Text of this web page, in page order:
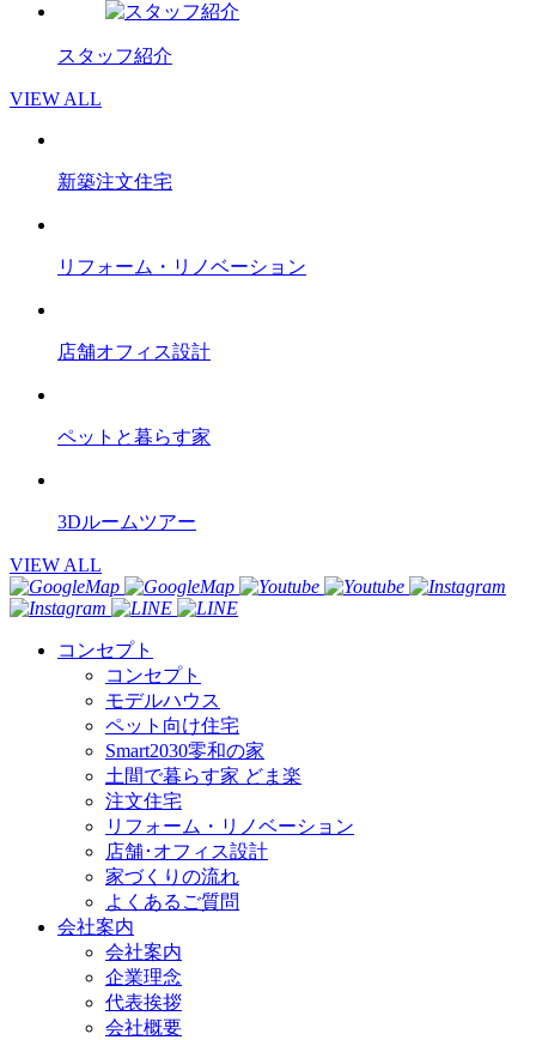
スタッフ紹介
VIEW ALL
新築注文住宅
リフォーム・リノベーション
店舗オフィス設計
ペットと暮らす家
3Dルームツアー
VIEW ALL
コンセプト
コンセプト
モデルハウス
ペット向け住宅
Smart2030零和の家
土間で暮らす家 どま楽
注文住宅
リフォーム・リノベーション
店舗･オフィス設計
家づくりの流れ
よくあるご質問
会社案内
会社案内
企業理念
代表挨拶
会社概要